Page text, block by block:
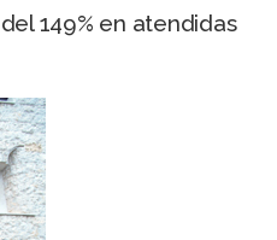
149% en atendidas